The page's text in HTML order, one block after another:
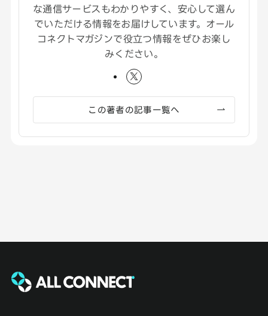
な通信サービスもわかりやすく、安心して選ん
でいただける情報をお届けしています。オール
コネクトマガジンで役立つ情報をぜひお楽し
みください。
この著者の記事一覧へ